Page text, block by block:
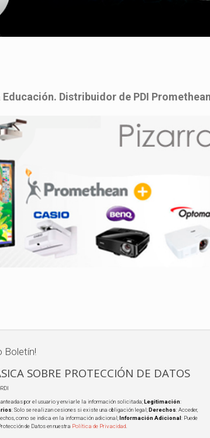
Distribuidor de PDI
Boletín!
SOBRE PROTECCIÓN DE DATOS
por el usuario y enviarle la información solicitada;Legitimación:
: Solo se realizan cesiones si existe una obligación legal;Derechos: Acceder,
como se indica en la información adicional;Información Adicional: Puede
de Datos en nuestra Política de Privacidad.